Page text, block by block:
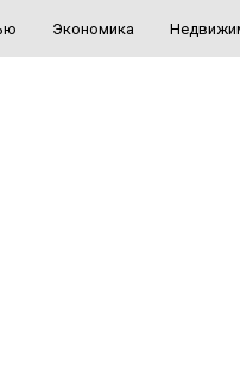
Экономика